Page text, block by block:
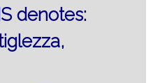
denotes: